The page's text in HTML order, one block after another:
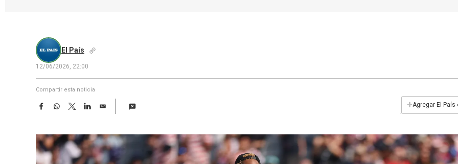
El País
12/06/2026, 22:00
Compartir esta noticia
F
e
b
o
W
t
s
A
T
w
t
t
e
L
k
e
d
E
i
l
+Agregar El País